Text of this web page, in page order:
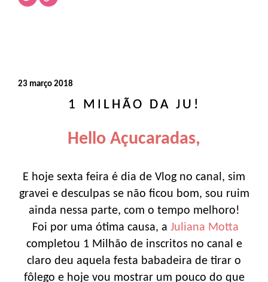
23 março 2018
1 MILHÃO DA JU!
Hello Açucaradas,
E hoje sexta feira é dia de Vlog no canal, sim
gravei e desculpas se não ficou bom, sou ruim
ainda nessa parte, com o tempo melhoro!
Foi por uma ótima causa, a Juliana Motta
completou 1 Milhão de inscritos no canal e
claro deu aquela festa babadeira de tirar o
fôlego e hoje vou mostrar um pouco do que